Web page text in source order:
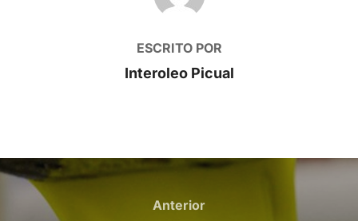
ESCRITO POR
Interoleo Picual
Navegación
Anterior
Anterior